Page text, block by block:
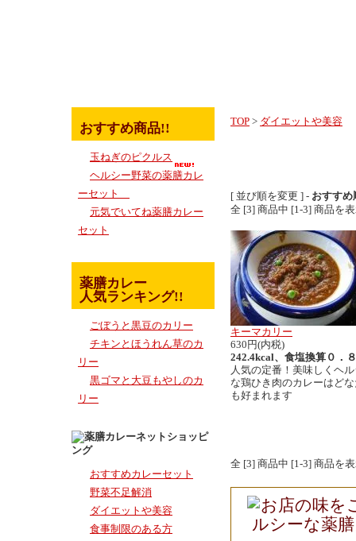
おすすめ商品!!
玉ねぎのピクルス
ヘルシー野菜の薬膳カレ
ーセット
元気でいてね薬膳カレー
セット
薬膳カレー
人気ランキング!!
ごぼうと黒豆のカリー
チキンとほうれん草のカ
リー
黒ゴマと大豆もやしのカ
リー
おすすめカレーセット
野菜不足解消
ダイエットや美容
食事制限のある方
TOP > ダイエットや美容
[ 並び順を変更 ] - おすすめ
全 [3] 商品中 [1-3] 商品を
キーマカリー
630円(内税)
242.4kcal、食塩換算０．
人気の定番！美味しくヘ
な鶏ひき肉のカレーはど
も好まれます
全 [3] 商品中 [1-3] 商品を